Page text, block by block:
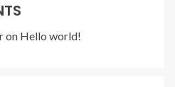
on Hello world!